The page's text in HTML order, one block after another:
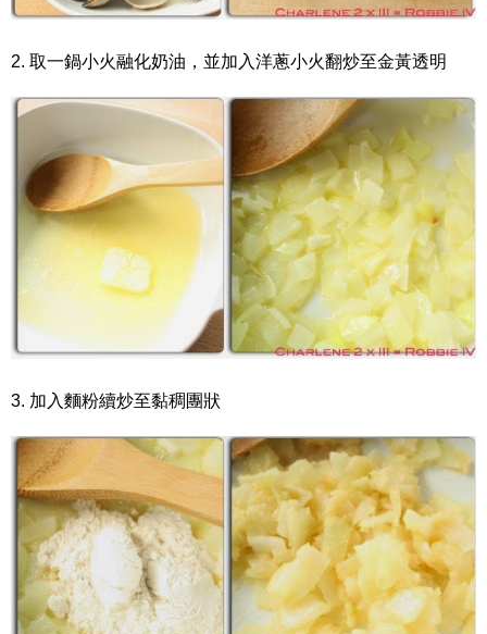
2. 取一鍋小火融化奶油，並加入洋蔥小火翻炒至金黃透明
3. 加入麵粉續炒至黏稠團狀